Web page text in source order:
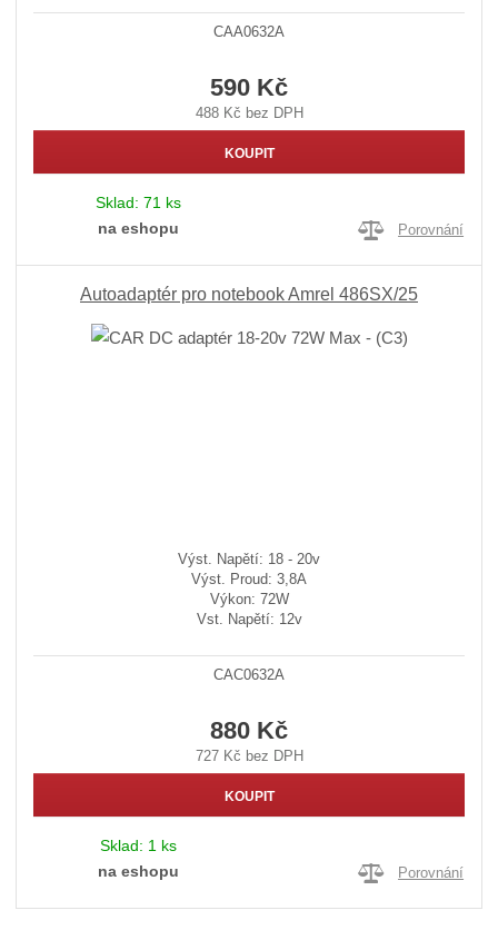
CAA0632A
590 Kč
488 Kč bez DPH
KOUPIT
Sklad: 71 ks
na eshopu
Porovnání
Autoadaptér pro notebook Amrel 486SX/25
Výst. Napětí: 18 - 20v
Výst. Proud: 3,8A
Výkon: 72W
Vst. Napětí: 12v
CAC0632A
880 Kč
727 Kč bez DPH
KOUPIT
Sklad: 1 ks
na eshopu
Porovnání